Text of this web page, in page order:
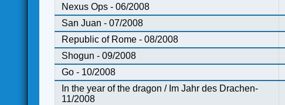
Nexus Ops - 06/2008
San Juan - 07/2008
Republic of Rome - 08/2008
Shogun - 09/2008
Go - 10/2008
In the year of the dragon / Im Jahr des Drachen-
11/2008